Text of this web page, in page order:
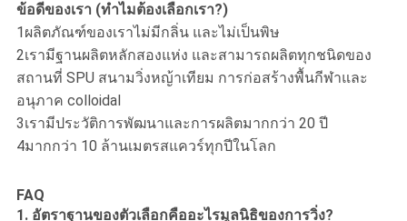
ข้อดีของเรา (ทําไมต้องเลือกเรา?)
1ผลิตภัณฑ์ของเราไม่มีกลิ่น และไม่เป็นพิษ
2เรามีฐานผลิตหลักสองแห่ง และสามารถผลิตทุกชนิดของ
สถานที่ SPU สนามวิ่งหญ้าเทียม การก่อสร้างพื้นกีฬาและ
อนุภาค colloidal
3เรามีประวัติการพัฒนาและการผลิตมากกว่า 20 ปี
4มากกว่า 10 ล้านเมตรสแควร์ทุกปีในโลก
FAQ
1. อัตราฐานของตัวเลือกคืออะไรมูลนิธิของการวิ่ง?